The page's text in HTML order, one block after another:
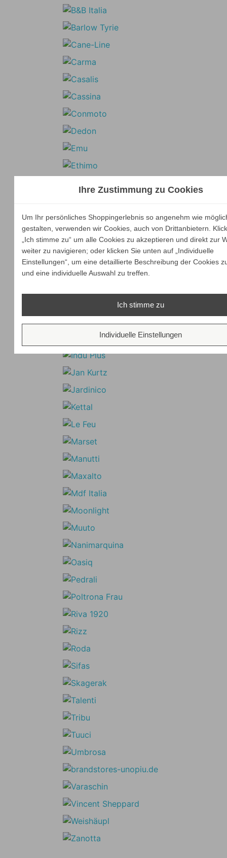
Ihre Zustimmung zu Cookies
Um Ihr persönliches Shoppingerlebnis so angenehm wie
gestalten, verwenden wir Cookies, auch von Drittanbietern.
„Ich stimme zu“ um alle Cookies zu akzeptieren und direkt zur
weiter zu navigieren; oder klicken Sie unten auf „Individuelle
Einstellungen“, um eine detaillierte Beschreibung der Cookies
und eine individuelle Auswahl zu treffen.
Ich stimme zu
Individuelle Einstellungen